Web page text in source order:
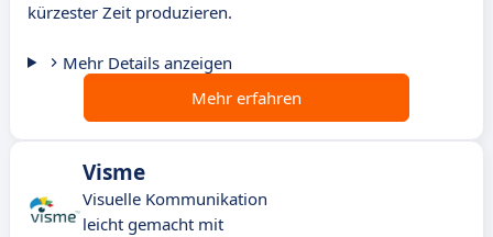
kürzester Zeit produzieren.
Mehr Details anzeigen
Mehr erfahren
Visme
Visuelle Kommunikation
leicht gemacht mit